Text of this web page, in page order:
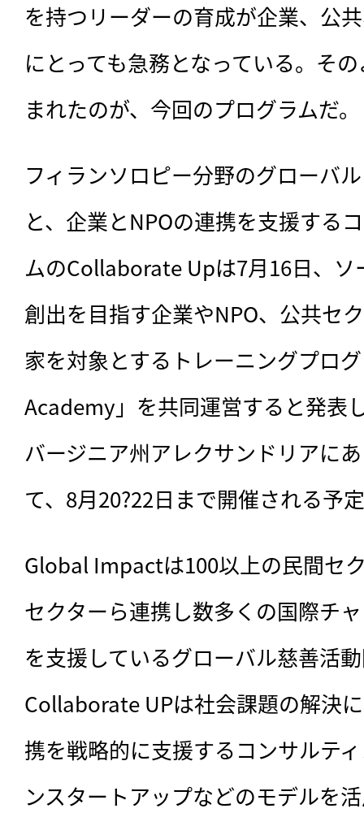
を持つリーダーの育成が企業、公
にとっても急務となっている。そ
まれたのが、今回のプログラムだ。
フィランソロピー分野のグローバ
と、企業とNPOの連携を支援する
ムのCollaborate Upは7月16日、ソ
創出を目指す企業やNPO、公共セ
家を対象とするトレーニングプロ
Academy」を共同運営すると発表
バージニア州アレクサンドリアに
て、8月20?22日まで開催される予
Global Impactは100以上の民間セ
セクターら連携し数多くの国際チ
を支援しているグローバル慈善活
Collaborate UPは社会課題の解決
携を戦略的に支援するコンサルテ
ンスタートアップなどのモデルを